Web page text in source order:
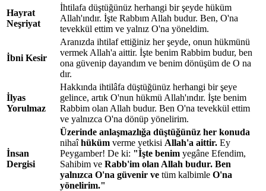
Hayrat
Neşriyat
İhtilafa düştüğünüz herhangi bir şeyde hüküm
Allah'ındır. İşte Rabbım Allah budur. Ben, O'na
tevekkül ettim ve yalnız O'na yöneldim.
İbni Kesir
Aranızda ihtilaf ettiğiniz her şeyde, onun hükmünü
vermek Allah'a aittir. İşte benim Rabbim budur, ben
ona güvenip dayandım ve benim dönüşüm de O na
dır.
İlyas
Yorulmaz
Hakkında ihtilâfa düştüğünüz herhangi bir şeye
gelince, artık O'nun hükmü Allah'ındır. İşte benim
Rabbim olan Allah budur. Ben O'na tevekkül ettim
ve yalnızca O'na dönüp yönelirim.
İnsan
Dergisi
Üzerinde anlaşmazlığa düştüğünüz her konuda
nihaîhüküm verme yetkisi Allah'a aittir. Ey
Peygamber! De ki: "İşte benim yegâne Efendim,
Sahibim ve Rabb'im olan Allah budur. Ben
yalnızca O'na güvenir ve tüm kalbimle O'na
yönelirim."